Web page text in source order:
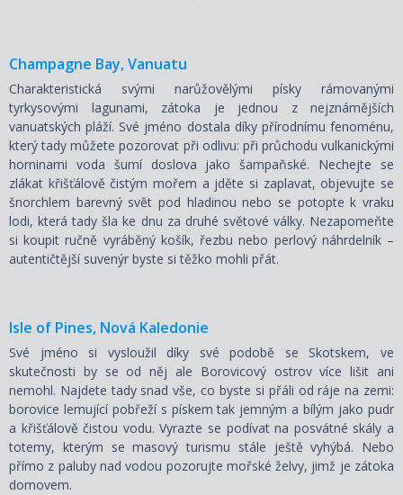
Champagne Bay, Vanuatu
Charakteristická svými narůžovělými písky rámovanými
tyrkysovými lagunami, zátoka je jednou z nejznámějších
vanuatských pláží. Své jméno dostala díky přírodnímu fenoménu,
který tady můžete pozorovat při odlivu: při průchodu vulkanickými
horninami voda šumí doslova jako šampaňské. Nechejte se
zlákat křišťálově čistým mořem a jděte si zaplavat, objevujte se
šnorchlem barevný svět pod hladinou nebo se potopte k vraku
lodi, která tady šla ke dnu za druhé světové války. Nezapomeňte
si koupit ručně vyráběný košík, řezbu nebo perlový náhrdelník –
autentičtější suvenýr byste si těžko mohli přát.
Isle of Pines, Nová Kaledonie
Své jméno si vysloužil díky své podobě se Skotskem, ve
skutečnosti by se od něj ale Borovicový ostrov více lišit ani
nemohl. Najdete tady snad vše, co byste si přáli od ráje na zemi:
borovice lemující pobřeží s pískem tak jemným a bílým jako pudr
a křišťálově čistou vodu. Vyrazte se podívat na posvátné skály a
totemy, kterým se masový turismu stále ještě vyhýbá. Nebo
přímo z paluby nad vodou pozorujte mořské želvy, jimž je zátoka
domovem.